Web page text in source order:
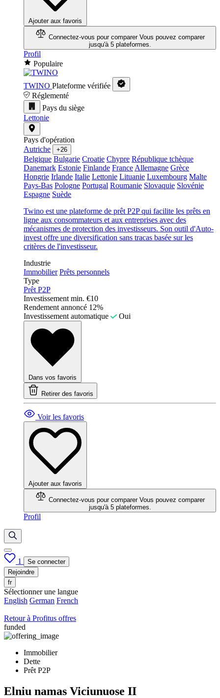
Ajouter aux favoris
Connectez-vous pour comparer Vous pouvez comparer
jusqu'à 5 plateformes.
Profil
Populaire
TWINO Plateforme vérifiée
Réglementé
Pays du siège
Lettonie
Pays d'opération
Autriche
+26
Belgique Bulgarie Croatie Chypre République tchèque
Danemark Estonie Finlande France Allemagne Grèce
Hongrie Irlande Italie Lettonie Lituanie Luxembourg Malte
Pays-Bas Pologne Portugal Roumanie Slovaquie Slovénie
Espagne Suède
Twino est une plateforme de prêt P2P qui facilite les prêts en
ligne aux consommateurs et aux entreprises avec des
mécanismes de protection des investisseurs. Son outil d'Auto-
invest offre une diversification sans tracas basée sur les
critères de l'investisseur.
Industrie
Immobilier Prêts personnels
Type
Prêt P2P
Investissement min. €10
Rendement annoncé 12%
Investissement automatique
Oui
Dans vos favoris
Retirer des favoris
Voir les favoris
Ajouter aux favoris
Connectez-vous pour comparer Vous pouvez comparer
jusqu'à 5 plateformes.
Profil
1
Se connecter
Rejoindre
fr
Sélectionner une langue
English German French
Retour à Profitus offres
funded
Immobilier
Dette
Prêt P2P
Elniu namas Viciunuose II